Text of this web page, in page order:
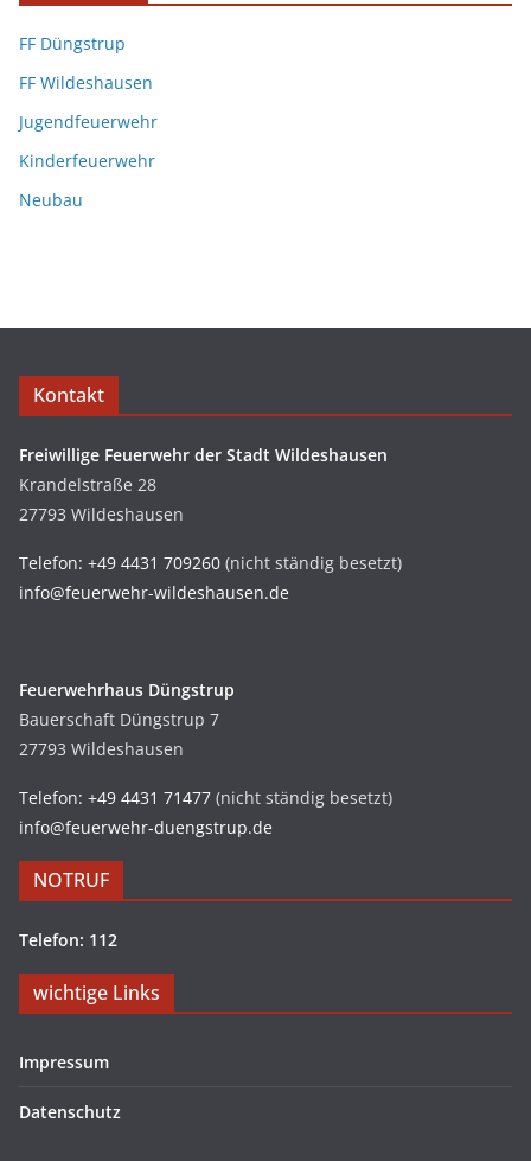
FF Düngstrup
FF Wildeshausen
Jugendfeuerwehr
Kinderfeuerwehr
Neubau
Kontakt
Freiwillige Feuerwehr der Stadt Wildeshausen
Krandelstraße 28
27793 Wildeshausen
Telefon: +49 4431 709260 (nicht ständig besetzt)
info@feuerwehr-wildeshausen.de
Feuerwehrhaus Düngstrup
Bauerschaft Düngstrup 7
27793 Wildeshausen
Telefon: +49 4431 71477 (nicht ständig besetzt)
info@feuerwehr-duengstrup.de
NOTRUF
Telefon: 112
wichtige Links
Impressum
Datenschutz